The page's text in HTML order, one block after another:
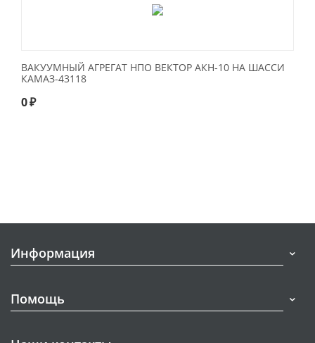
ВАКУУМНЫЙ АГРЕГАТ НПО ВЕКТОР АКН-10 НА ШАССИ
КАМАЗ-43118
0₽
Информация
Помощь